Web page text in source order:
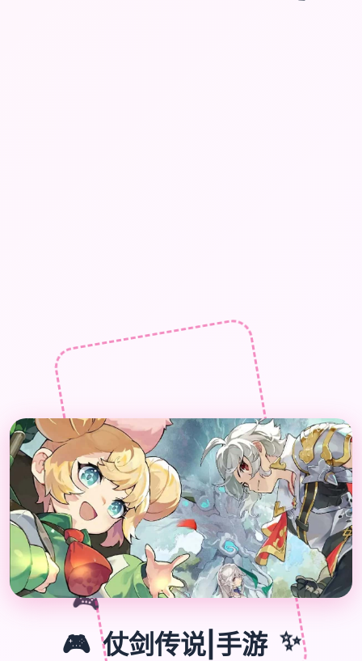
🎮
🎮 仗剑传说|手游 ✨